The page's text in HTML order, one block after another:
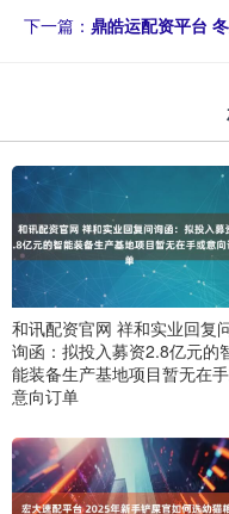
下一篇： 鼎皓运配资平台
和讯配资官网 祥和实业回复
询函：拟投入募资2.8亿元的
能装备生产基地项目暂无在
意向订单